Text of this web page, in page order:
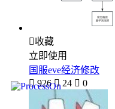
收藏
立即使用
国服eve经济修改
 926  24  0